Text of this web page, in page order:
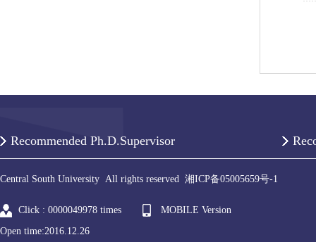
Recommended Ph.D.Supervisor
Central South University All rights reserved 湘ICP备05005659号-1
Click : 0000049978 times
MOBILE Version
Open time:2016.12.26